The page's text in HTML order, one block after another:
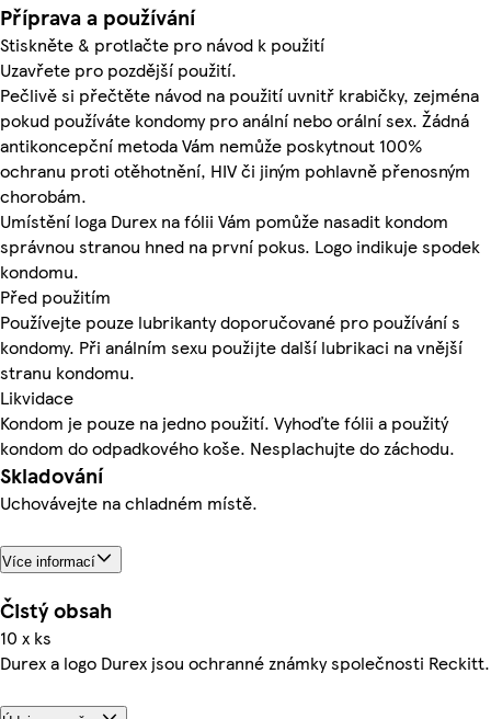
Příprava a používání
Stiskněte & protlačte pro návod k použití
Uzavřete pro pozdější použití.
Pečlivě si přečtěte návod na použití uvnitř krabičky, zejména
pokud používáte kondomy pro anální nebo orální sex. Žádná
antikoncepční metoda Vám nemůže poskytnout 100%
ochranu proti otěhotnění, HIV či jiným pohlavně přenosným
chorobám.
Umístění loga Durex na fólii Vám pomůže nasadit kondom
správnou stranou hned na první pokus. Logo indikuje spodek
kondomu.
Před použitím
Používejte pouze lubrikanty doporučované pro používání s
kondomy. Při análním sexu použijte další lubrikaci na vnější
stranu kondomu.
Likvidace
Kondom je pouze na jedno použití. Vyhoďte fólii a použitý
kondom do odpadkového koše. Nesplachujte do záchodu.
Skladování
Uchovávejte na chladném místě.
Více informací
Čistý obsah
10 x ks
Durex a logo Durex jsou ochranné známky společnosti Reckitt.